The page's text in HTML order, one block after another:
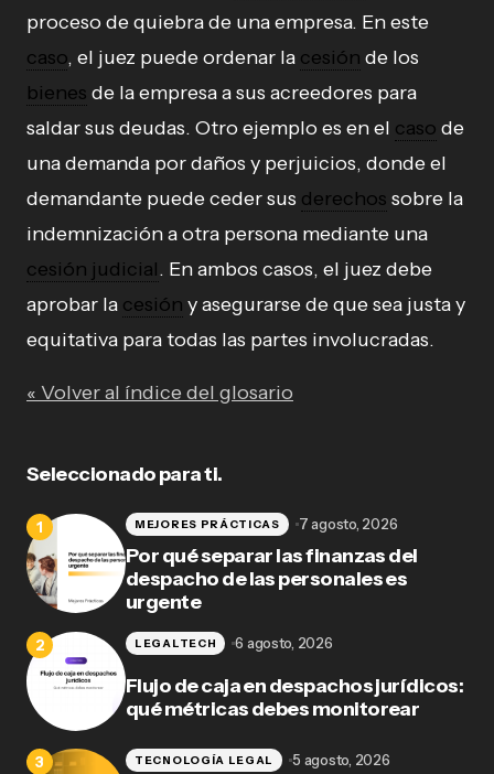
proceso de quiebra de una empresa. En este
caso, el juez puede ordenar la cesión de los
bienes de la empresa a sus acreedores para
saldar sus deudas. Otro ejemplo es en el caso de
una demanda por daños y perjuicios, donde el
demandante puede ceder sus derechos sobre la
indemnización a otra persona mediante una
cesión judicial. En ambos casos, el juez debe
aprobar la cesión y asegurarse de que sea justa y
equitativa para todas las partes involucradas.
« Volver al índice del glosario
Seleccionado para ti.
Por qué separar las finanzas del
despacho de las personales es
urgente
MEJORES PRÁCTICAS 7 agosto, 2026
Flujo de caja en despachos jurídicos:
qué métricas debes monitorear
LEGALTECH 6 agosto, 2026
TECNOLOGÍA LEGAL 5 agosto, 2026